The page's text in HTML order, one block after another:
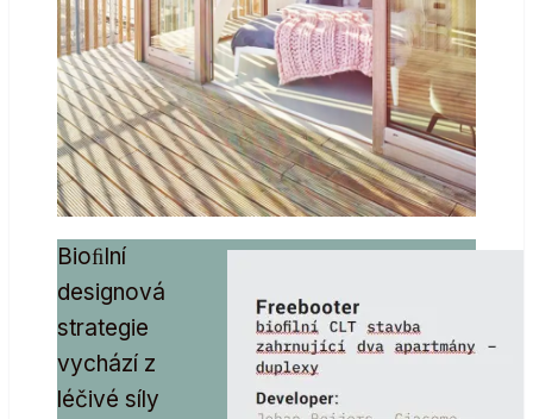
Bioﬁlní
designová
strategie
vychází z
léčivé síly